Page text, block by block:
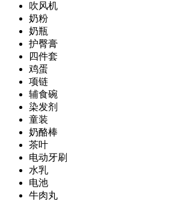
吹风机
奶粉
奶瓶
护臀膏
四件套
鸡蛋
项链
辅食碗
染发剂
童装
奶酪棒
茶叶
电动牙刷
水乳
电池
牛肉丸